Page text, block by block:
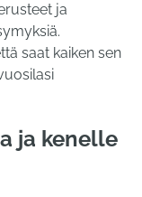
ja
saat kaiken sen
ja kenelle